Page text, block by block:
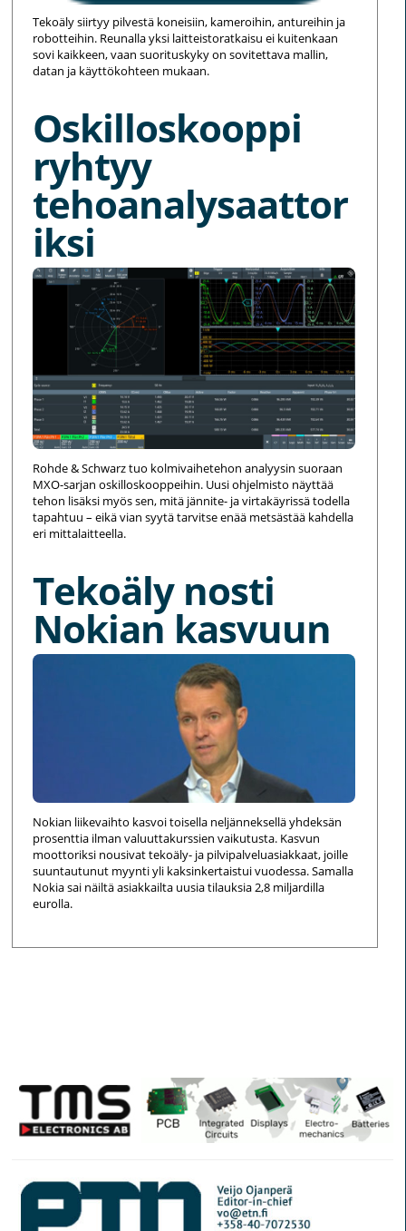
Tekoäly siirtyy pilvestä koneisiin, kameroihin, antureihin ja
robotteihin. Reunalla yksi laitteistoratkaisu ei kuitenkaan
sovi kaikkeen, vaan suorituskyky on sovitettava mallin,
datan ja käyttökohteen mukaan.
Oskilloskooppi
ryhtyy
tehoanalysaattor
iksi
Rohde & Schwarz tuo kolmivaihetehon analyysin suoraan
MXO-sarjan oskilloskooppeihin. Uusi ohjelmisto näyttää
tehon lisäksi myös sen, mitä jännite- ja virtakäyrissä todella
tapahtuu – eikä vian syytä tarvitse enää metsästää kahdella
eri mittalaitteella.
Tekoäly nosti
Nokian kasvuun
Nokian liikevaihto kasvoi toisella neljänneksellä yhdeksän
prosenttia ilman valuuttakurssien vaikutusta. Kasvun
moottoriksi nousivat tekoäly- ja pilvipalveluasiakkaat, joille
suuntautunut myynti yli kaksinkertaistui vuodessa. Samalla
Nokia sai näiltä asiakkailta uusia tilauksia 2,8 miljardilla
eurolla.